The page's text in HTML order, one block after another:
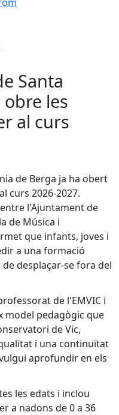
Santa
les
al curs
de Berga ja ha obert
curs 2026-2027.
l'Ajuntament de
de Música i
que infants, joves i
a una formació
desplaçar-se fora del
de l'EMVIC i
model pedagògic que
de Vic,
i una continuïtat
aprofundir en els
les edats i inclou
a nadons de 0 a 36